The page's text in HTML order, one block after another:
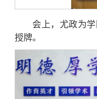
会上，尤政为
授牌。